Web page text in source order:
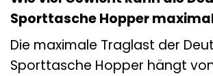
Sporttasche Hopper
Die maximale Traglast der
Sporttasche Hopper hängt